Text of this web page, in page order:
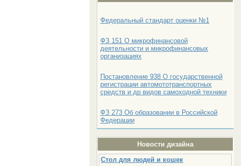
Федеральный стандарт оценки №1
ФЗ 151 О микрофинансовой
деятельности и микрофинансовых
организациях
Постановление 938 О государственной
регистрации автомототранспортных
средств и др видов самоходной техники
ФЗ 273 Об образовании в Российской
Федерации
Новости дизайна
Стол для людей и кошек